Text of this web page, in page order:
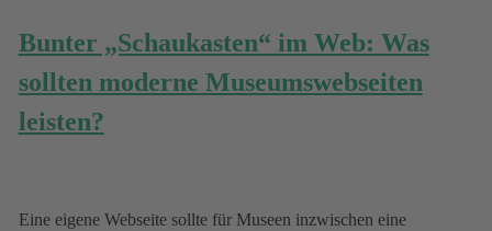
Bunter „Schaukasten“ im Web: Was
sollten moderne Museumswebseiten
leisten?
Eine eigene Webseite sollte für Museen inzwischen eine